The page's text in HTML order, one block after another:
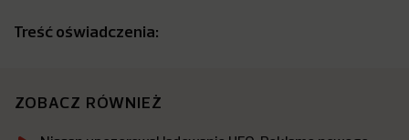
Treść oświadczenia:
ZOBACZ RÓWNIEŻ